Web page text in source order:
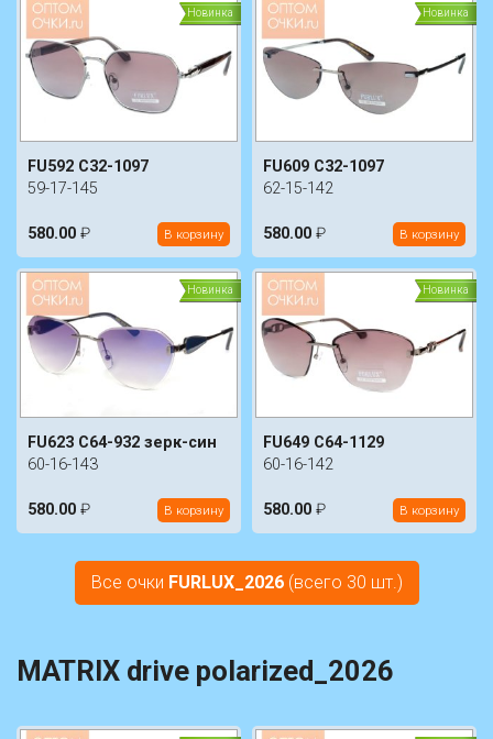
Новинка
FU592 C32-1097
59-17-145
580.00 ₽ В корзину
Новинка
FU609 C32-1097
62-15-142
580.00 ₽ В корзину
Новинка
FU623 C64-932 зерк-син
60-16-143
580.00 ₽ В корзину
Новинка
FU649 C64-1129
60-16-142
580.00 ₽ В корзину
Все очки FURLUX_2026 (всего 30 шт.)
MATRIX drive polarized_2026